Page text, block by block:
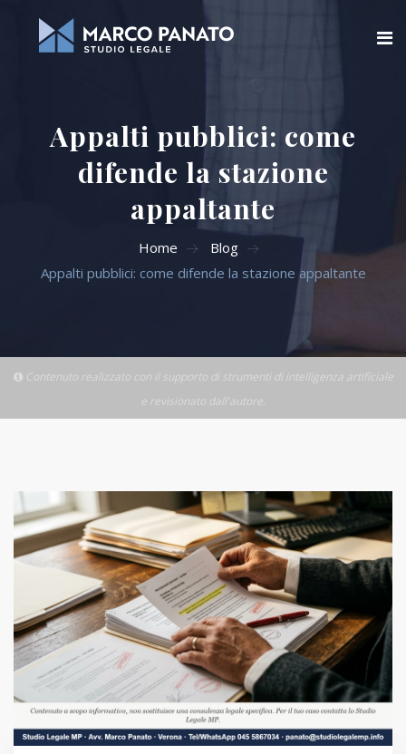
Chi siamo
Servizi Online
Appalti pubblici: come
difende la stazione
appaltante
Home
Blog
Appalti pubblici: come difende la stazione appaltante
Contenuto realizzato con il supporto di strumenti di intelligenza artificiale
e revisionato dall'autore.